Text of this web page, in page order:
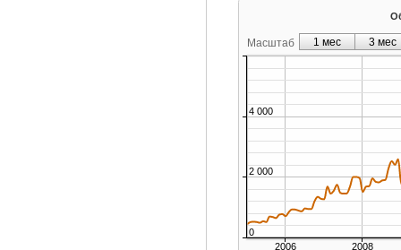
Масштаб
2006 2008
0
2 000
4 000
1 мес 3 мес